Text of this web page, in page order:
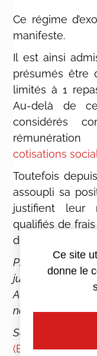
Ce régime
manifeste.
Il est ainsi
présumés être
limités à 1
Au-delà de
considérés
cotisations
Toutefois
assoupli sa
justifient leur
qualifiés de
des seuils
Précision :
justificatifs, en
Ainsi que de la
notamment la
Source :
(BOSS), Frais
Ce site
donne le